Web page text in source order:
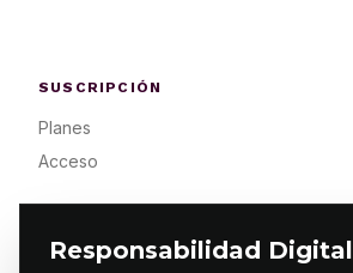
Responsabilidad Digital
SUSCRIPCIÓN
Planes
Acceso